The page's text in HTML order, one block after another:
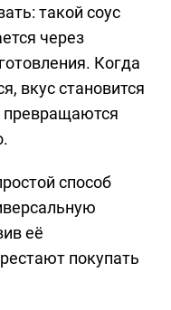
такой соус
через
Когда
вкус становится
способ
её
покупать